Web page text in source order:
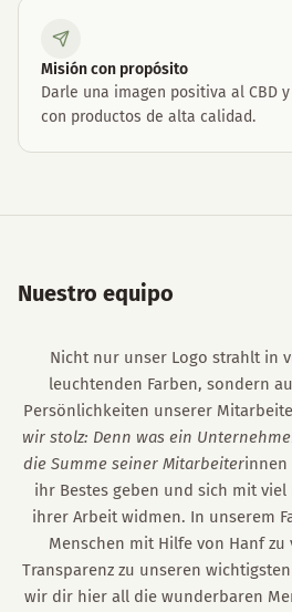
Misión con propósito
Darle una imagen positiva al CBD
con productos de alta calidad.
Nuestro equipo
Nicht nur unser Logo strahlt in
leuchtenden Farben, sondern
Persönlichkeiten unserer
wir stolz: Denn was ein
die Summe seiner Mitarbeiterinnen
ihr Bestes geben und sich mit viel
ihrer Arbeit widmen. In unserem
Menschen mit Hilfe von Hanf
Transparenz zu unseren
wir dir hier all die wunderbaren